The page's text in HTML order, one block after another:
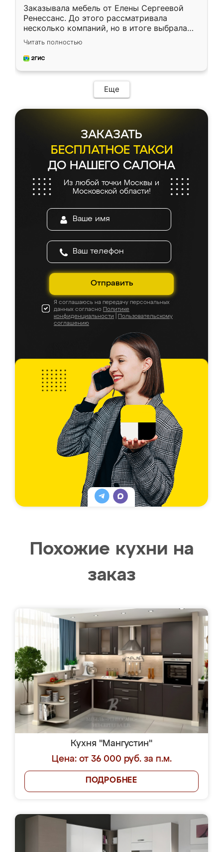
Заказывала мебель от Елены Сергеевой
Ренессанс. До этого рассматривала
несколько компаний, но в итоге выбрала
эту. Сначала обговорили условия, потом
приехал замерщик, всё спокойно объяснил
и снял размеры. Изготовили в срок, с
мебель сразу встала на свое место без
каких-либо доработок. Качеством осталась
довольна, все выглядит так, как и ожидала.
Читать полностью
Еще
ЗАКАЗАТЬ
БЕСПЛАТНОЕ ТАКСИ
ДО НАШЕГО САЛОНА
Из любой точки Москвы и
Московской области!
Отправить
Я соглашаюсь на передачу персональных
данных согласно Политике
конфиденциальности
Пользовательскому
соглашению
Похожие кухни на
заказ
Кухня "Мангустин"
Цена: от 36 000 руб. за п.м.
ПОДРОБНЕЕ